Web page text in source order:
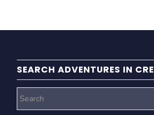
SEARCH ADVENTURES IN CRE